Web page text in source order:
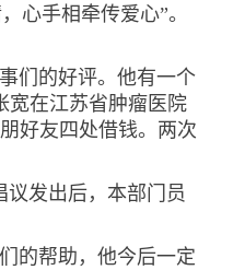
心手相牵传爱心”。
们的好评。他有一个
宽在江苏省肿瘤医院
好友四处借钱。两次
发出后，本部门员
的帮助，他今后一定